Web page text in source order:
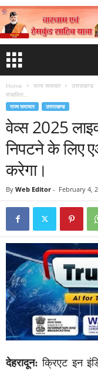
Home राज्य समाचार उत्तराखण्ड
संचालित...
राज्य समाचार उत्तराखण्ड
वेव्स 2025
निपटने के लिए
करेगा।
By Web Editor - February 4,
देहरादून:क्रिएट इन